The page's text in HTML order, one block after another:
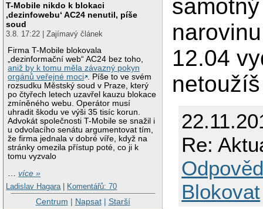
T-Mobile nikdo k blokaci
‚dezinfowebu‘ AC24 nenutil, píše
soud
3.8. 17:22 | Zajímavý článek
Firma T-Mobile blokovala
„dezinformační web“ AC24 bez toho,
aniž by k tomu měla závazný pokyn
orgánů veřejné moci . Píše to ve svém
rozsudku Městský soud v Praze, který
po čtyřech letech uzavřel kauzu blokace
zmíněného webu. Operátor musí
uhradit škodu ve výši 35 tisíc korun.
Advokát společnosti T-Mobile se snažil i
u odvolacího senátu argumentovat tím,
že firma jednala v dobré víře, když na
stránky omezila přístup poté, co ji k
tomu vyzvalo
…více »
Ladislav Hagara | Komentářů: 70
Centrum | Napsat| Starší
12.04
Re:
Blokovat